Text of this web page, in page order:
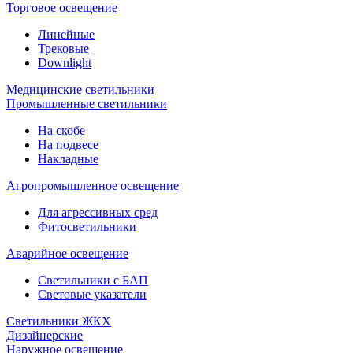
Торговое освещение
Линейные
Трековые
Downlight
Медицинские светильники
Промышленные светильники
На скобе
На подвесе
Накладные
Агропромышленное освещение
Для агрессивных сред
Фитосветильники
Аварийное освещение
Светильники с БАП
Световые указатели
Светильники ЖКХ
Дизайнерские
Наружное освещение